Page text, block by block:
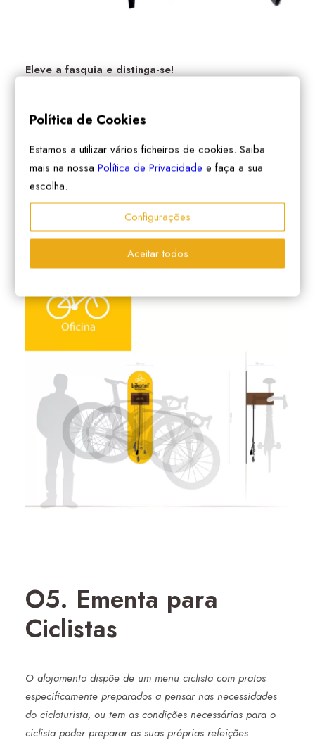
Eleve a fasquia e distinga-se!
Disponha de kits de reparação de furos e de câmaras
produtos à consignação.
Identifique o espaço com sinalética própria.
Instale equipamento profissional bikotel, com suporte e
ferramentas integradas.
O5. Ementa para
Ciclistas
O alojamento dispõe de um menu ciclista com pratos
especificamente preparados a pensar nas necessidades
do cicloturista, ou tem as condições necessárias para o
ciclista poder preparar as suas próprias refeições
Política de Cookies
Estamos a utilizar vários ficheiros de cookies. Saiba
mais na nossaPolítica de Privacidade e faça a sua
escolha.
Configurações
Aceitar todos